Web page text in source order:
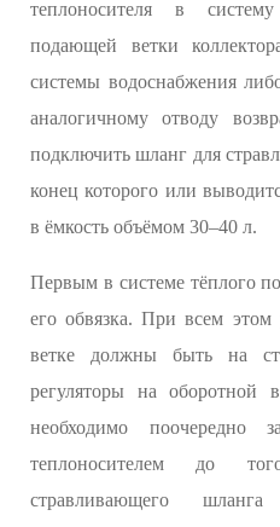
теплоносителя в
подающей ветки
системы водоснабжения
аналогичному отводу
подключить шланг для
конец которого или
в ёмкость объёмом 30–40 л.
Первым в системе тёплого
его обвязка. При всем
ветке должны быть на
регуляторы на
необходимо поочередно
теплоносителем до
стравливающего